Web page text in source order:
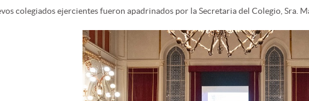
colegiados ejercientes fueron apadrinados por la Secretaria del Colegio, Sra.